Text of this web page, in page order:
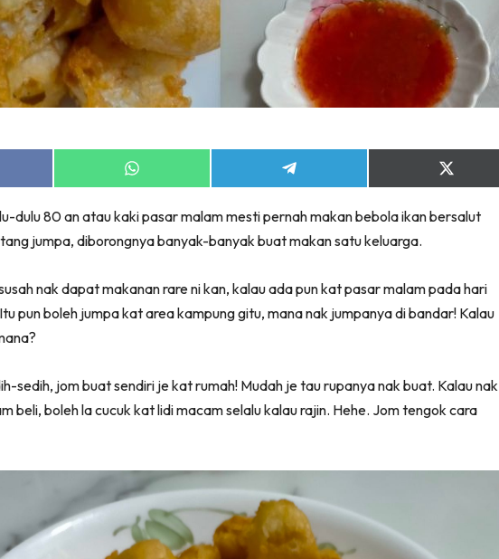
Share
on
Share
on
Share
on
(Twitter)
dulu 80 an atau kaki pasar malam mesti pernah makan bebola ikan bersalut
jumpa, diborongnya banyak-banyak buat makan satu keluarga.
nak dapat makanan rare ni kan, kalau ada pun kat pasar malam pada hari
pun boleh jumpa kat area kampung gitu, mana nak jumpanya di bandar! Kalau
sedih, jom buat sendiri je kat rumah! Mudah je tau rupanya nak buat. Kalau nak
beli, boleh la cucuk kat lidi macam selalu kalau rajin. Hehe. Jom tengok cara